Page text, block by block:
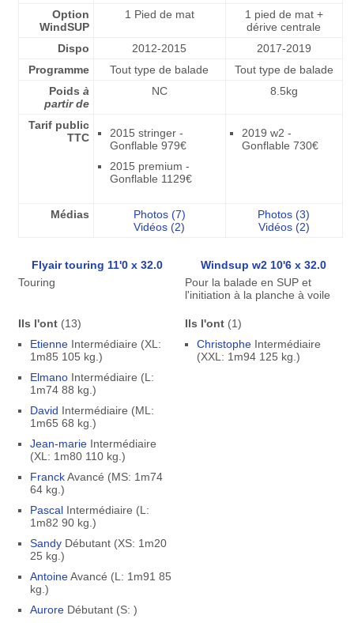
Option
WindSUP
1 Pied de mat
1 pied de mat +
dérive centrale
Dispo
2012-2015
2017-2019
Programme
Tout type de balade
Tout type de balade
Poids à
partir de
NC 8.5kg
Tarif public
TTC
2015 stringer -
Gonflable 979€
2015 premium -
Gonflable 1129€
2019 w2 -
Gonflable 730€
Médias
Photos (7)
Vidéos (2)
Photos (3)
Vidéos (2)
Flyair touring 11'0 x 32.0
Windsup w2 10'6 x 32.0
Touring
Pour la balade en SUP et
l'initiation à la planche à voile
Ils l'ont(13)
EtienneIntermédiaire (XL:
1m85 105 kg.)
ElmanoIntermédiaire (L:
1m74 88 kg.)
David Intermédiaire (ML:
1m65 68 kg.)
Jean-marieIntermédiaire
(XL: 1m80 110 kg.)
FranckAvancé (MS: 1m74
64 kg.)
PascalIntermédiaire (L:
1m82 90 kg.)
SandyDébutant (XS: 1m20
25 kg.)
AntoineAvancé (L: 1m91 85
kg.)
AuroreDébutant (S: )
Ils l'ont(1)
ChristopheIntermédiaire
(XXL: 1m94 125 kg.)